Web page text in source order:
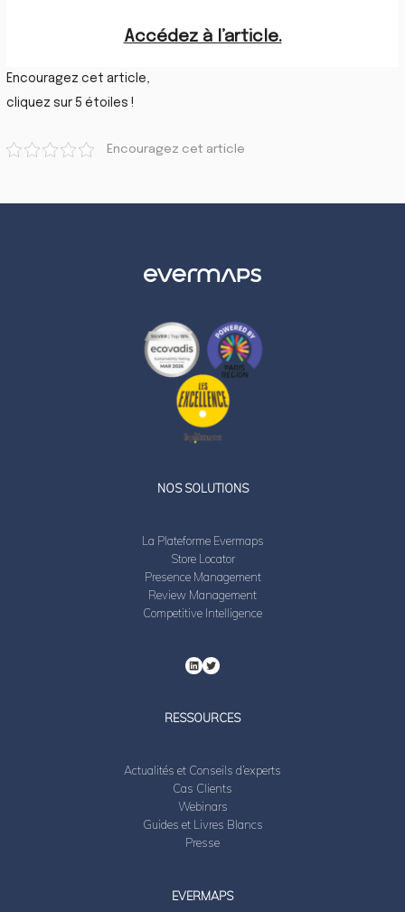
Encouragez cet article,
cliquez sur 5 étoiles !
Encouragez cet article
Accédez à l’article.
NOS SOLUTIONS
La Plateforme Evermaps
Store Locator
Presence Management
Review Management
Competitive Intelligence
RESSOURCES
Actualités et Conseils d’experts
Cas Clients
Webinars
Guides et Livres Blancs
Presse
EVERMAPS